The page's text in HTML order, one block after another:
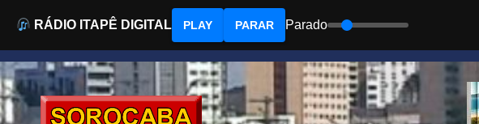
Skip
to
content
RÁDIO ITAPÊ DIGITAL PLAY PARAR Parado